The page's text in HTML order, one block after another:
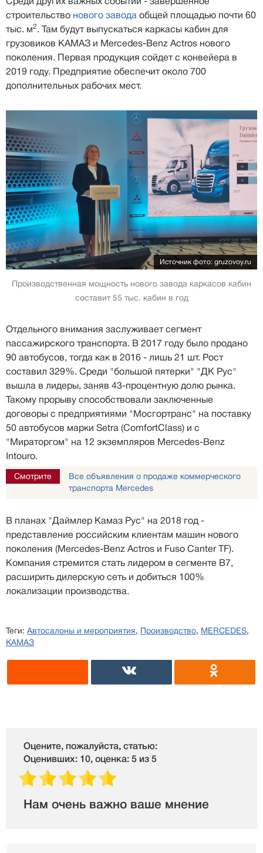
строительство нового завода общей площадью почти 60
тыс. м2. Там будут выпускаться каркасы кабин для
грузовиков КАМАЗ и Mercedes-Benz Actros нового
поколения. Первая продукция сойдет с конвейера в
2019 году. Предприятие обеспечит около 700
дополнительных рабочих мест.
Источник фото: gruzovoy.ru
Производственная мощность нового завода каркасов кабин
составит 55 тыс. кабин в год
Отдельного внимания заслуживает сегмент
пассажирского транспорта. В 2017 году было продано
90 автобусов, тогда как в 2016 - лишь 21 шт. Рост
составил 329%. Среди "большой пятерки" "ДК Рус"
вышла в лидеры, заняв 43-процентную долю рынка.
Такому прорыву способствовали заключенные
договоры с предприятиями "Мосгортранс" на поставку
50 автобусов марки Setra (ComfortClass) и с
"Мираторгом" на 12 экземпляров Mercedes-Benz
Intouro.
Смотрите
Все объявления о продаже коммерческого
транспорта Mercedes
В планах "Даймлер Камаз Рус" на 2018 год -
представление российским клиентам машин нового
поколения (Mercedes-Benz Actros и Fuso Canter TF).
Компания стремится стать лидером в сегменте В7,
расширить дилерскую сеть и добиться 100%
локализации производства.
Теги: Автосалоны и мероприятия, Производство, MERCEDES,
КАМАЗ
Оцените, пожалуйста, статью:
Оценивших: 10, оценка: 5 из 5
Нам очень важно ваше мнение